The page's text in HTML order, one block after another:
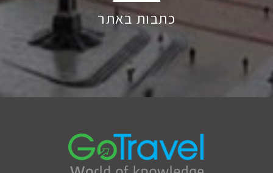
כתבות באתר